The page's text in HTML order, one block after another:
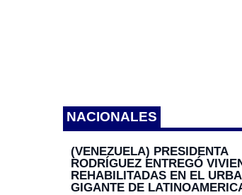
NACIONALES
(VENEZUELA) PRESIDENTA
RODRÍGUEZ ENTREGÓ
REHABILITADAS EN EL
GIGANTE DE